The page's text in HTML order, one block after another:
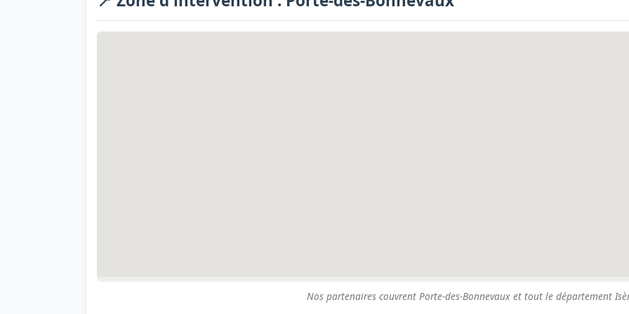
Nos partenaires couvrent Porte-des-Bonnevaux et tout le département